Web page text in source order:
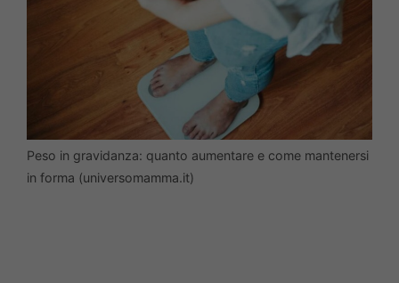
Peso in gravidanza: quanto aumentare e come mantenersi
in forma (universomamma.it)